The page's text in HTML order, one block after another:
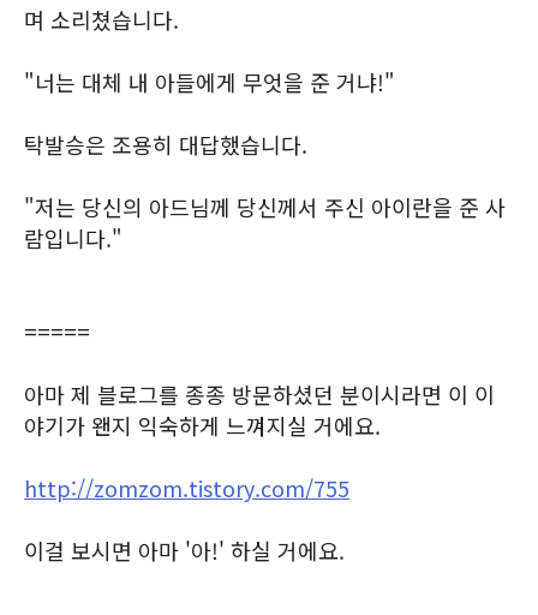
며 소리쳤습니다.
"너는 대체 내 아들에게 무엇을 준 거냐!"
탁발승은 조용히 대답했습니다.
"저는 당신의 아드님께 당신께서 주신 아이란을 준 사
람입니다."
=====
아마 제 블로그를 종종 방문하셨던 분이시라면 이 이
야기가 왠지 익숙하게 느껴지실 거에요.
http://zomzom.tistory.com/755
이걸 보시면 아마 '아!' 하실 거에요.